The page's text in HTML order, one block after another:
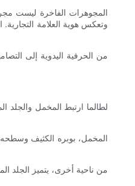
المجوهرات الفاخرة ليست مجرد
وتعكس هوية العلامة التجارية.
من الحرفية اليدوية إلى
لطالما ارتبط المخمل والجلد
المخمل، بوبره الكثيف وسطحه
من ناحية أخرى، يتميز الجلد